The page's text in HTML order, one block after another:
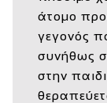
άτομο
γεγονός
συνήθως
στην